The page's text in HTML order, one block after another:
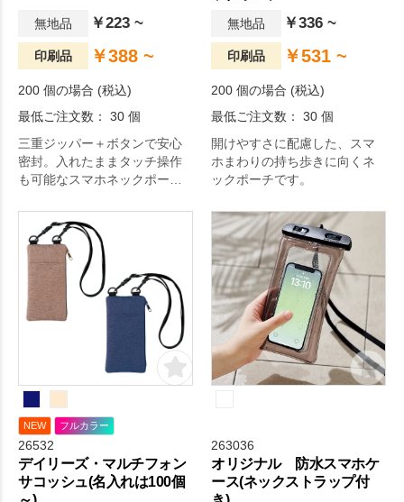
無地品 ￥223 ~
印刷品 ￥388 ~
200 個の場合 (税込)
最低ご注文数： 30 個
三重ジッパー＋ボタンで安心
密封。入れたままタッチ操作
も可能なスマホネックポーチ
アの必需品。
無地品 ￥336 ~
印刷品 ￥531 ~
200 個の場合 (税込)
最低ご注文数： 30 個
開けやすさに配慮した、スマ
ホまわりの持ち歩きに向くネ
ックポーチです。
NEW フルカラー
26532
デイリーズ・マルチフォン
サコッシュ(名入れは100個
263036
オリジナル 防水スマホケ
ース(ネックストラップ付